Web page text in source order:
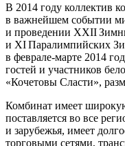
В 2014 году коллектив
в важнейшем событии
и проведении ХХII
и ХI Паралимпийских
в феврале-марте 2014
гостей и участников
«Кочетовы Сласти»,
Комбинат имеет
поставляется во все
и зарубежья, имеет
торговыми сетями,